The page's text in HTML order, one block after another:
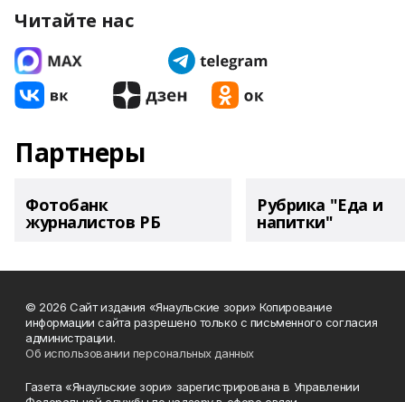
Читайте нас
Партнеры
Фотобанк
журналистов РБ
Рубрика "Еда и
напитки"
© 2026 Сайт издания «Янаульские зори» Копирование
информации сайта разрешено только с письменного согласия
администрации.
Об использовании персональных данных
Газета «Янаульские зори» зарегистрирована в Управлении